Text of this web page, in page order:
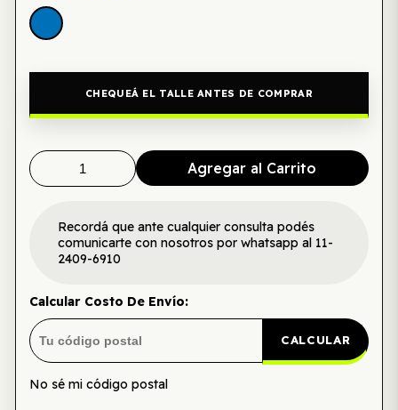
CHEQUEÁ EL TALLE ANTES DE COMPRAR
Agregar al Carrito
Recordá que ante cualquier consulta podés
comunicarte con nosotros por whatsapp al 11-
2409-6910
Calcular Costo De Envío:
CALCULAR
No sé mi código postal